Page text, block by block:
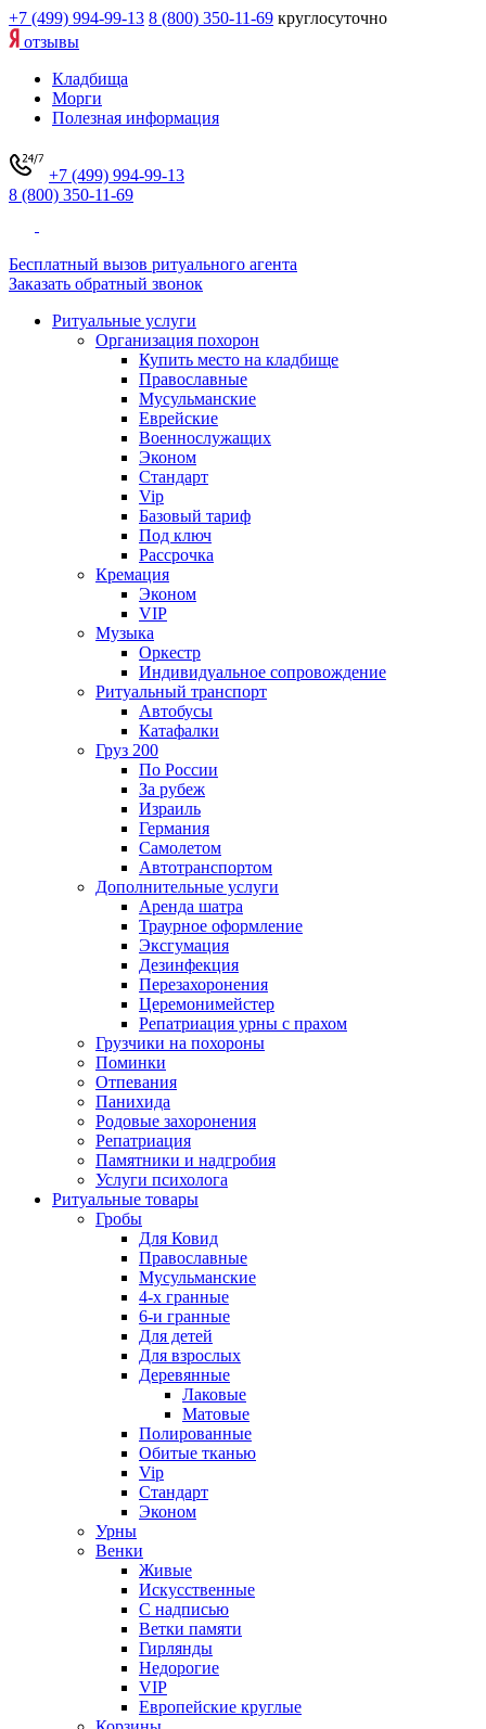
+7 (499) 994-99-13 8 (800) 350-11-69 круглосуточно
отзывы
Кладбища
Морги
Полезная информация
+7 (499) 994-99-13
8 (800) 350-11-69
Бесплатный вызов ритуального агента
Заказать обратный звонок
Ритуальные услуги
Организация похорон
Купить место на кладбище
Православные
Мусульманские
Еврейские
Военнослужащих
Эконом
Стандарт
Vip
Базовый тариф
Под ключ
Рассрочка
Кремация
Эконом
VIP
Музыка
Оркестр
Индивидуальное сопровождение
Ритуальный транспорт
Автобусы
Катафалки
Груз 200
По России
За рубеж
Израиль
Германия
Самолетом
Автотранспортом
Дополнительные услуги
Аренда шатра
Траурное оформление
Эксгумация
Дезинфекция
Перезахоронения
Церемонимейстер
Репатриация урны с прахом
Грузчики на похороны
Поминки
Отпевания
Панихида
Родовые захоронения
Репатриация
Памятники и надгробия
Услуги психолога
Ритуальные товары
Гробы
Для Ковид
Православные
Мусульманские
4-х гранные
6-и гранные
Для детей
Для взрослых
Деревянные
Лаковые
Матовые
Полированные
Обитые тканью
Vip
Стандарт
Эконом
Урны
Венки
Живые
Искусственные
С надписью
Ветки памяти
Гирлянды
Недорогие
VIP
Европейские круглые